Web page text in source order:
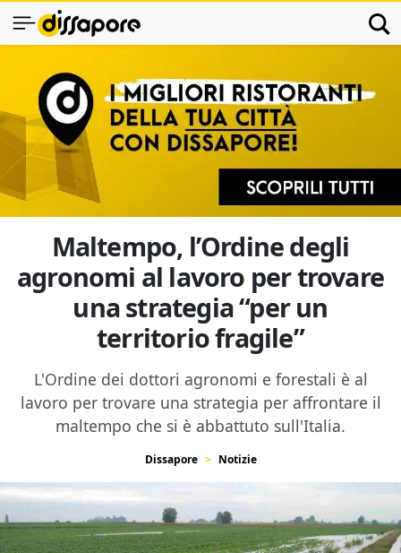
Maltempo, l’Ordine degli
agronomi al lavoro per trovare
una strategia “per un
territorio fragile”
L'Ordine dei dottori agronomi e forestali è al
lavoro per trovare una strategia per affrontare il
maltempo che si è abbattuto sull'Italia.
Dissapore Notizie